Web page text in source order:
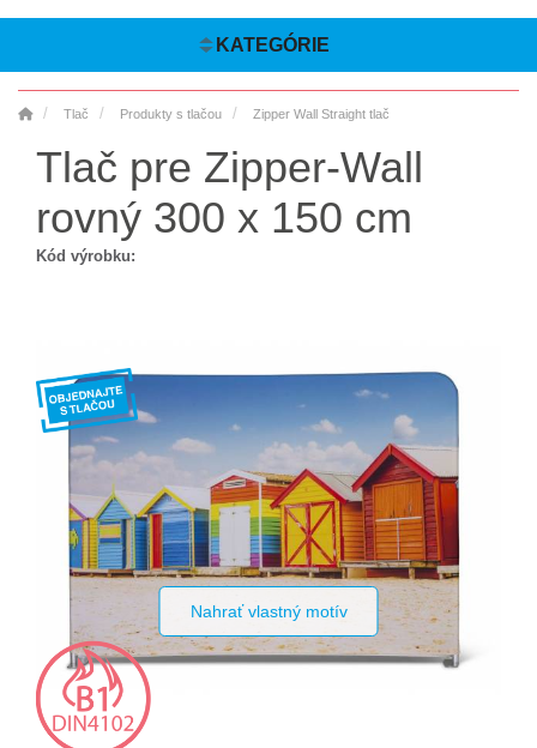
KATEGÓRIE
Tlač Produkty s tlačou Zipper Wall Straight tlač
Tlač pre Zipper-Wall
rovný 300 x 150 cm
Kód výrobku:
Nahrať vlastný motív